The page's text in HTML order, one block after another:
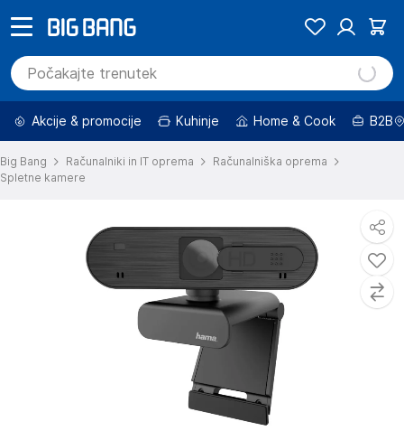
Akcije & promocije Kuhinje Home & Cook B2B
Big Bang Računalniki in IT oprema
Računalniška oprema
Spletne kamere